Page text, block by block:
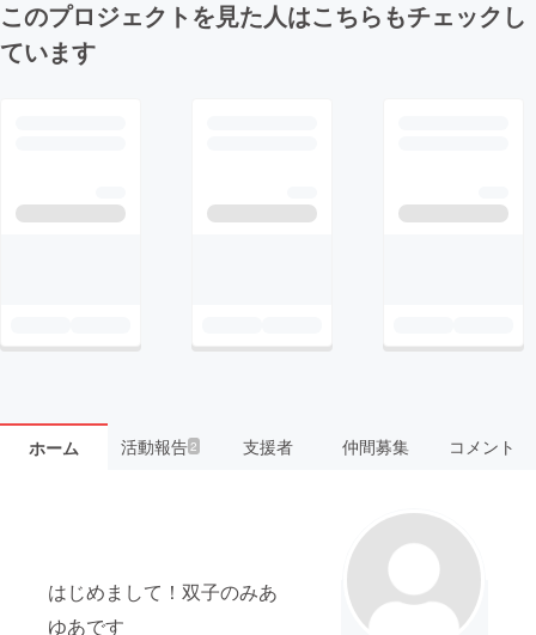
このプロジェクトを見た人はこちらもチェックし
ています
ホーム 活動報告2 支援者 仲間募集 コメント
はじめまして！双子のみあ
ゆあです